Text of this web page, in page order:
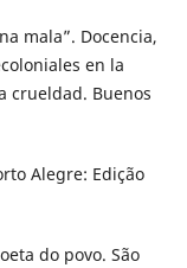
mala”. Docencia,
en la
crueldad. Buenos
Alegre: Edição
do povo. São